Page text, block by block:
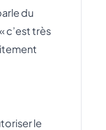
du
c’est très
le